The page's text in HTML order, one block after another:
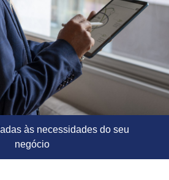
às necessidades do seu
negócio